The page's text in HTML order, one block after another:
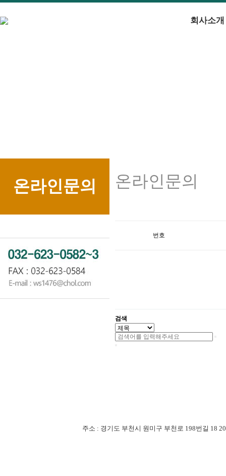
회사소개
온라인문의 온라인문의
번호
검색
주소 : 경기도 부천시 원미구 부천로 198번길